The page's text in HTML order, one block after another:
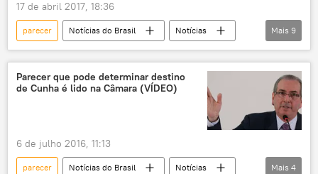
17 de abril 2017, 18:36
parecer Notícias do Brasil
Notícias
Sociedade
Michel Temer
Arthur Maia
Henrique Meirelles
Congresso Nacional
Câmara dos Deputados
Mais 9
Parecer que pode determinar destino
de Cunha é lido na Câmara (VÍDEO)
6 de julho 2016, 11:13
parecer Notícias do Brasil
Notícias
Mais 4